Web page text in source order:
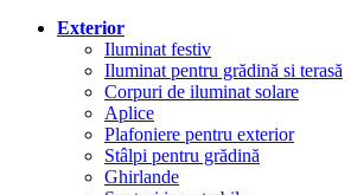
Exterior
Iluminat festiv
Iluminat pentru grădină si terasă
Corpuri de iluminat solare
Aplice
Plafoniere pentru exterior
Stâlpi pentru grădină
Ghirlande